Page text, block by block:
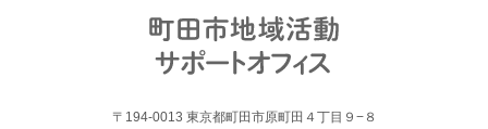
〒194-0013 東京都町田市原町田４丁目９−８